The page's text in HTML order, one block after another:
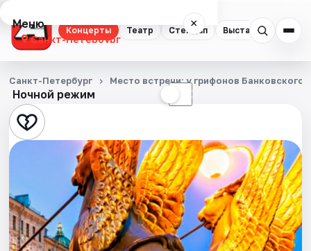
Концерты Театр Стендап Выставки
Меню ×
Санкт-Петербург
Концерты
Театр
Стендап
Квесты
Экскурсии
Ночной режим ☾
Санкт-Петербург Место встречи: у грифонов Банковского